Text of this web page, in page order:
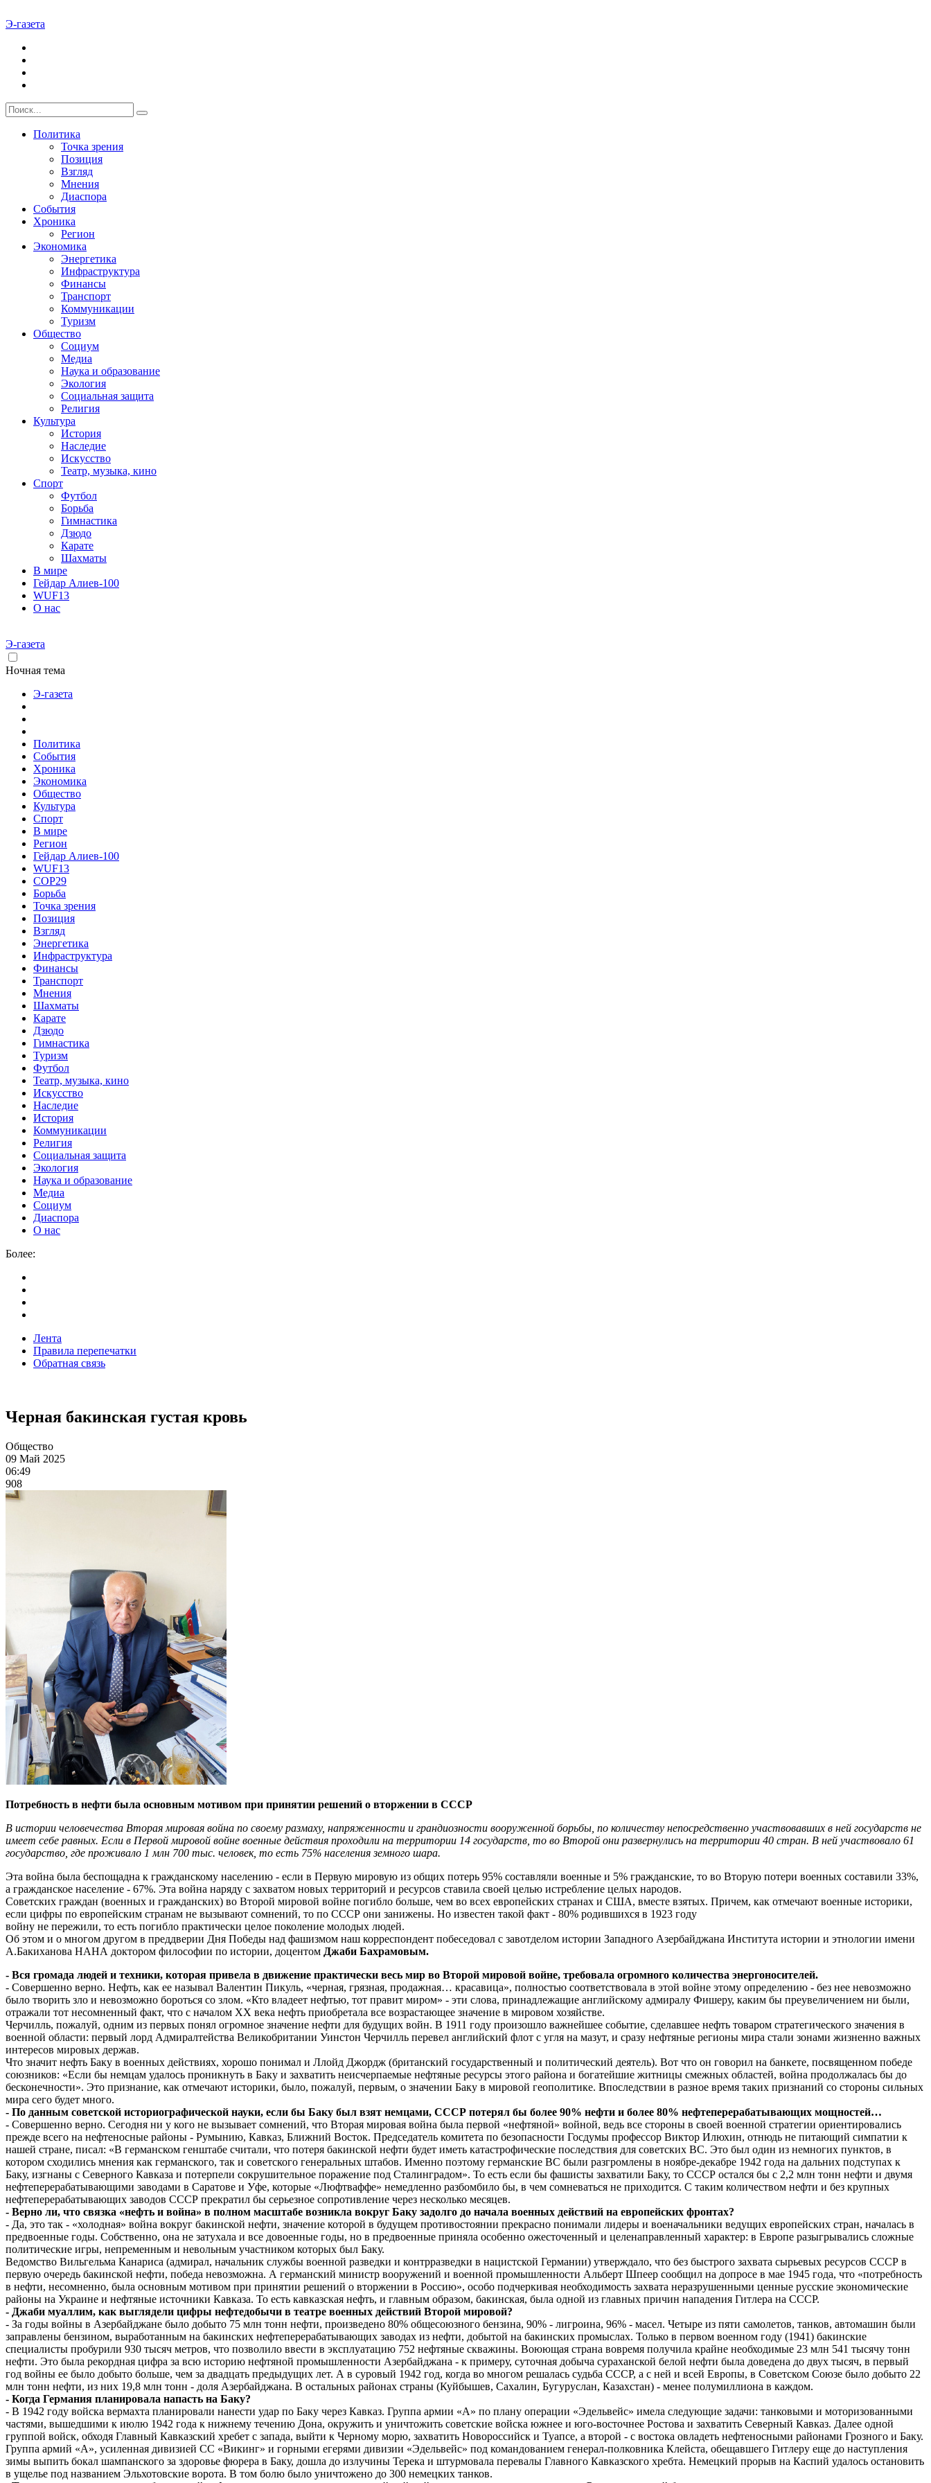
Э-газета
Политика
Точка зрения
Позиция
Взгляд
Мнения
Диаспора
События
Хроника
Регион
Экономика
Энергетика
Инфраструктура
Финансы
Транспорт
Коммуникации
Туризм
Общество
Социум
Медиа
Наука и образование
Экология
Социальная защита
Религия
Культура
История
Наследие
Искусство
Театр, музыка, кино
Спорт
Футбол
Борьба
Гимнастика
Дзюдо
Карате
Шахматы
В мире
Гейдар Алиев-100
WUF13
О нас
Э-газета
Ночная тема
Э-газета
Политика
События
Хроника
Экономика
Общество
Культура
Спорт
В мире
Регион
Гейдар Алиев-100
WUF13
COP29
Борьба
Точка зрения
Позиция
Взгляд
Энергетика
Инфраструктура
Финансы
Транспорт
Мнения
Шахматы
Карате
Дзюдо
Гимнастика
Туризм
Футбол
Театр, музыка, кино
Искусство
Наследие
История
Коммуникации
Религия
Социальная защита
Экология
Наука и образование
Медиа
Социум
Диаспора
О нас
Более:
Лента
Правила перепечатки
Обратная связь
Черная бакинская густая кровь
Общество
09 Май 2025
06:49
908
Потребность в нефти была основным мотивом при принятии решений о вторжении в СССР
В истории человечества Вторая мировая война по своему размаху, напряженности и грандиозности вооруженной борьбы, по количеству непосредственно участвовавших в ней государств не
имеет себе равных. Если в Первой мировой войне военные действия проходили на территории 14 государств, то во Второй они развернулись на территории 40 стран. В ней участвовало 61
государство, где проживало 1 млн 700 тыс. человек, то есть 75% населения земного шара.
Эта война была беспощадна к гражданскому населению - если в Первую мировую из общих потерь 95% составляли военные и 5% гражданские, то во Вторую потери военных составили 33%,
а гражданское население - 67%. Эта война наряду с захватом новых территорий и ресурсов ставила своей целью истребление целых народов.
Советских граждан (военных и гражданских) во Второй мировой войне погибло больше, чем во всех европейских странах и США, вместе взятых. Причем, как отмечают военные историки,
если цифры по европейским странам не вызывают сомнений, то по СССР они занижены. Но известен такой факт - 80% родившихся в 1923 году
войну не пережили, то есть погибло практически целое поколение молодых людей.
Об этом и о многом другом в преддверии Дня Победы над фашизмом наш корреспондент побеседовал с завотделом истории Западного Азербайджана Института истории и этнологии имени
А.Бакиханова НАНА доктором философии по истории, доцентом Джаби Бахрамовым.
- Вся громада людей и техники, которая привела в движение практически весь мир во Второй мировой войне, требовала огромного количества энергоносителей.
- Совершенно верно. Нефть, как ее называл Валентин Пикуль, «черная, грязная, продажная… красавица», полностью соответствовала в этой войне этому определению - без нее невозможно
было творить зло и невозможно бороться со злом. «Кто владеет нефтью, тот правит миром» - эти слова, принадлежащие английскому адмиралу Фишеру, каким бы преувеличением ни были,
отражали тот несомненный факт, что с началом XX века нефть приобретала все возрастающее значение в мировом хозяйстве.
Черчилль, пожалуй, одним из первых понял огромное значение нефти для будущих войн. В 1911 году произошло важнейшее событие, сделавшее нефть товаром стратегического значения в
военной области: первый лорд Адмиралтейства Великобритании Уинстон Черчилль перевел английский флот с угля на мазут, и сразу нефтяные регионы мира стали зонами жизненно важных
интересов мировых держав.
Что значит нефть Баку в военных действиях, хорошо понимал и Ллойд Джордж (британский государственный и политический деятель). Вот что он говорил на банкете, посвященном победе
союзников: «Если бы немцам удалось проникнуть в Баку и захватить неисчерпаемые нефтяные ресурсы этого района и богатейшие житницы смежных областей, война продолжалась бы до
бесконечности». Это признание, как отмечают историки, было, пожалуй, первым, о значении Баку в мировой геополитике. Впоследствии в разное время таких признаний со стороны сильных
мира сего будет много.
- По данным советской историографической науки, если бы Баку был взят немцами, СССР потерял бы более 90% нефти и более 80% нефтеперерабатывающих мощностей…
- Совершенно верно. Сегодня ни у кого не вызывает сомнений, что Вторая мировая война была первой «нефтяной» войной, ведь все стороны в своей военной стратегии ориентировались
прежде всего на нефтеносные районы - Румынию, Кавказ, Ближний Восток. Председатель комитета по безопасности Госдумы профессор Виктор Илюхин, отнюдь не питающий симпатии к
нашей стране, писал: «В германском генштабе считали, что потеря бакинской нефти будет иметь катастрофические последствия для советских ВС. Это был один из немногих пунктов, в
котором сходились мнения как германского, так и советского генеральных штабов. Именно поэтому германские ВС были разгромлены в ноябре-декабре 1942 года на дальних подступах к
Баку, изгнаны с Северного Кавказа и потерпели сокрушительное поражение под Сталинградом». То есть если бы фашисты захватили Баку, то СССР остался бы с 2,2 млн тонн нефти и двумя
нефтеперерабатывающими заводами в Саратове и Уфе, которые «Люфтваффе» немедленно разбомбило бы, в чем сомневаться не приходится. С таким количеством нефти и без крупных
нефтеперерабатывающих заводов СССР прекратил бы серьезное сопротивление через несколько месяцев.
- Верно ли, что связка «нефть и война» в полном масштабе возникла вокруг Баку задолго до начала военных действий на европейских фронтах?
- Да, это так - «холодная» война вокруг бакинской нефти, значение которой в будущем противостоянии прекрасно понимали лидеры и военачальники ведущих европейских стран, началась в
предвоенные годы. Собственно, она не затухала и все довоенные годы, но в предвоенные приняла особенно ожесточенный и целенаправленный характер: в Европе разыгрывались сложные
политические игры, непременным и невольным участником которых был Баку.
Ведомство Вильгельма Канариса (адмирал, начальник службы военной разведки и контрразведки в нацистской Германии) утверждало, что без быстрого захвата сырьевых ресурсов СССР в
первую очередь бакинской нефти, победа невозможна. А германский министр вооружений и военной промышленности Альберт Шпеер сообщил на допросе в мае 1945 года, что «потребность
в нефти, несомненно, была основным мотивом при принятии решений о вторжении в Россию», особо подчеркивая необходимость захвата неразрушенными ценные русские экономические
районы на Украине и нефтяные источники Кавказа. То есть кавказская нефть, и главным образом, бакинская, была одной из главных причин нападения Гитлера на СССР.
- Джаби муаллим, как выглядели цифры нефтедобычи в театре военных действий Второй мировой?
- За годы войны в Азербайджане было добыто 75 млн тонн нефти, произведено 80% общесоюзного бензина, 90% - лигроина, 96% - масел. Четыре из пяти самолетов, танков, автомашин были
заправлены бензином, выработанным на бакинских нефтеперерабатывающих заводах из нефти, добытой на бакинских промыслах. Только в первом военном году (1941) бакинские
специалисты пробурили 930 тысяч метров, что позволило ввести в эксплуатацию 752 нефтяные скважины. Воюющая страна вовремя получила крайне необходимые 23 млн 541 тысячу тонн
нефти. Это была рекордная цифра за всю историю нефтяной промышленности Азербайджана - к примеру, суточная добыча сураханской белой нефти была доведена до двух тысяч, в первый
год войны ее было добыто больше, чем за двадцать предыдущих лет. А в суровый 1942 год, когда во многом решалась судьба СССР, а с ней и всей Европы, в Советском Союзе было добыто 22
млн тонн нефти, из них 19,8 млн тонн - доля Азербайджана. В остальных районах страны (Куйбышев, Сахалин, Бугуруслан, Казахстан) - менее полумиллиона в каждом.
- Когда Германия планировала напасть на Баку?
- В 1942 году войска вермахта планировали нанести удар по Баку через Кавказ. Группа армии «А» по плану операции «Эдельвейс» имела следующие задачи: танковыми и моторизованными
частями, вышедшими к июлю 1942 года к нижнему течению Дона, окружить и уничтожить советские войска южнее и юго-восточнее Ростова и захватить Северный Кавказ. Далее одной
группой войск, обходя Главный Кавказский хребет с запада, выйти к Черному морю, захватить Новороссийск и Туапсе, а второй - с востока овладеть нефтеносными районами Грозного и Баку.
Группа армий «А», усиленная дивизией СС «Викинг» и горными егерями дивизии «Эдельвейс» под командованием генерал-полковника Клейста, обещавшего Гитлеру еще до наступления
зимы выпить бокал шампанского за здоровье фюрера в Баку, дошла до излучины Терека и штурмовала перевалы Главного Кавказского хребта. Немецкий прорыв на Каспий удалось остановить
в ущелье под названием Эльхотовские ворота. В том болю было уничтожено до 300 немецких танков.